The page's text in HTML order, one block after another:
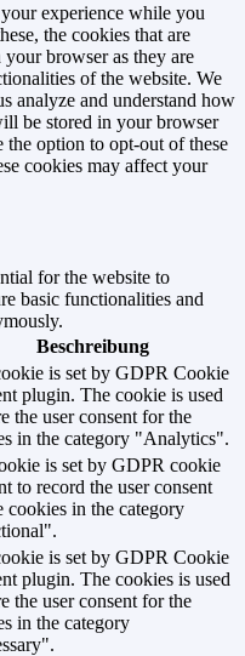
experience while you
the cookies that are
your browser as they are
of the website. We
analyze and understand how
be stored in your browser
option to opt-out of these
cookies may affect your
for the website to
basic functionalities and
Beschreibung
is set by GDPR Cookie
plugin. The cookie is used
the user consent for the
in the category "Analytics".
is set by GDPR cookie
to record the user consent
cookies in the category
is set by GDPR Cookie
plugin. The cookies is used
the user consent for the
in the category